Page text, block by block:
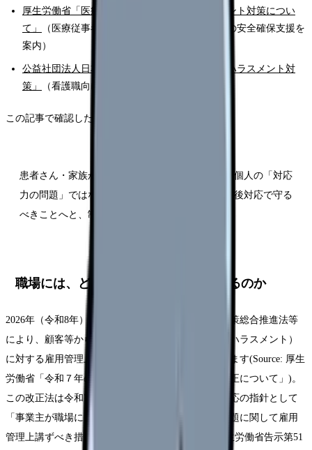
厚生労働省「医療現場における暴力・ハラスメント対策につい
て」
（医療従事者向けの学習教材、訪問看護師の安全確保支援を
案内）
公益社団法人日本看護協会「看護現場におけるハラスメント対
策」
（看護職向けの考え方と相談窓口）
この記事で確認したいポイントは、次のとおりです。
患者さん・家族からの暴言や暴力は、看護師さん個人の「対応
力の問題」ではなく、組織が方針・相談体制・事後対応で守る
べきことへと、制度上はっきり位置づけられた。
職場には、どんな対応が義務づけられるのか
2026年（令和8年）10月1日から、改正された労働施策総合推進法等
により、顧客等からの著しい迷惑行為（カスタマーハラスメント）
に対する雇用管理上の措置が、事業主の義務になります(Source: 厚生
労働省「令和７年の労働施策総合推進法等の一部改正について」)。
この改正法は令和7年6月11日に公布されており、対応の指針として
「事業主が職場における顧客等の言動に起因する問題に関して雇用
管理上講ずべき措置等についての指針（令和8年厚生労働省告示第51